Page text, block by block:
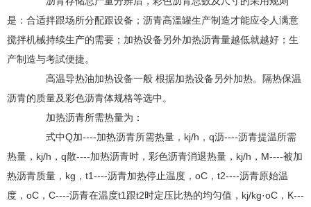
是：合适拌跟场所分配跟设备；沥青高溫罐生产制造才能应令人满意
搅拌机械持续生产的需要；加热设备另外加热沥青量越低就越好；生
产制造与考試便捷。
高温导热油加热设备一般 根据加热设备另外加热。隔热保温
沥青的质量及彩色沥青体规格等选中。
加热沥青所需热量为：
式中Q加----加热沥青所需热量，kj/h，q沥----沥青提温所需
热量，kj/h，q散----加热沥青时，彩色沥青消退热量，kj/h，M----被加
热沥青质量，kg，t1----沥青加热停止温度，oC，t2----沥青原始温
度，oC，C----沥青在温度t1跟t2时定压比热的均匀值，kj/kg·oC，K---